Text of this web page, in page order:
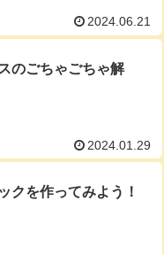
2024.06.21
のごちゃごちゃ解
2024.01.29
クを作ってみよう！